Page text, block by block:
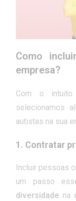
Como
empresa?
Com o intuito
selecionamos
autistas na sua
1. Contratar
Incluir pessoas
um passo
diversidade na